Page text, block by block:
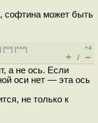
софтина может быть
] [^^] [^^^]
+4
+ / –
а не ось. Если
оси нет — эта ось
не только к